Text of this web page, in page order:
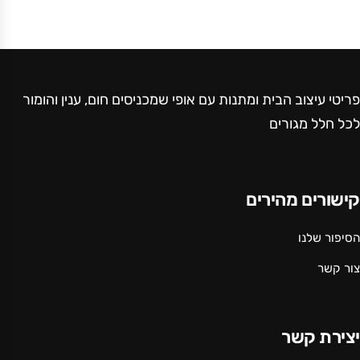
פריטי עיצוב הבית ומתנות עם אופי שמכניסים חום, ענין והומור
לכל חלל מגורים
קישורים מהירים
הסיפור שלנו
צור קשר
יצירת קשר